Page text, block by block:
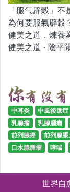
「服气辟穀」不
為何要服氣辟穀
健美之道．煉養
健美之道 ‧ 陰平
中耳炎 中風後遺症
乳腺瘤
乳腺腫瘤
前列腺癌
前列腺脹
口水腺腫瘤
哮喘
世界自